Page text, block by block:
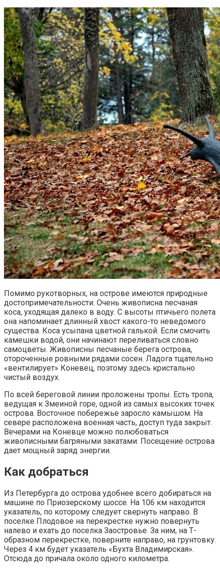
Помимо рукотворных, на острове имеются природные
достопримечательности. Очень живописна песчаная
коса, уходящая далеко в воду. С высоты птичьего полета
она напоминает длинный хвост какого-то неведомого
существа. Коса усыпана цветной галькой. Если смочить
камешки водой, они начинают переливаться словно
самоцветы. Живописны песчаные берега острова,
отороченные ровными рядами сосен. Ладога тщательно
«вентилирует» Коневец, поэтому здесь кристально
чистый воздух.
По всей береговой линии проложены тропы. Есть тропа,
ведущая к Змеиной горе, одной из самых высоких точек
острова. Восточное побережье заросло камышом. На
севере расположена военная часть, доступ туда закрыт.
Вечерами на Коневце можно полюбоваться
живописными багряными закатами. Посещение острова
дает мощный заряд энергии.
Как добраться
Из Петербурга до острова удобнее всего добираться на
машине по Приозерскому шоссе. На 106 км находится
указатель, по которому следует свернуть направо. В
поселке Плодовое на перекрестке нужно повернуть
налево и ехать до поселка Заостровье. За ним, на Т-
образном перекрестке, поверните направо, на грунтовку.
Через 4 км будет указатель «Бухта Владимирская».
Отсюда до причала около одного километра.